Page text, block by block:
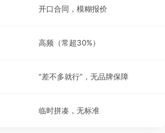
开口合同，模糊报价
高频（常超30%）
“差不多就行”，无品牌保障
临时拼凑，无标准